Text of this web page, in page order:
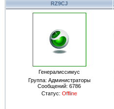
RZ9CJ
Генералиссимус
Группа: Администраторы
Сообщений: 6786
Статус: Offline